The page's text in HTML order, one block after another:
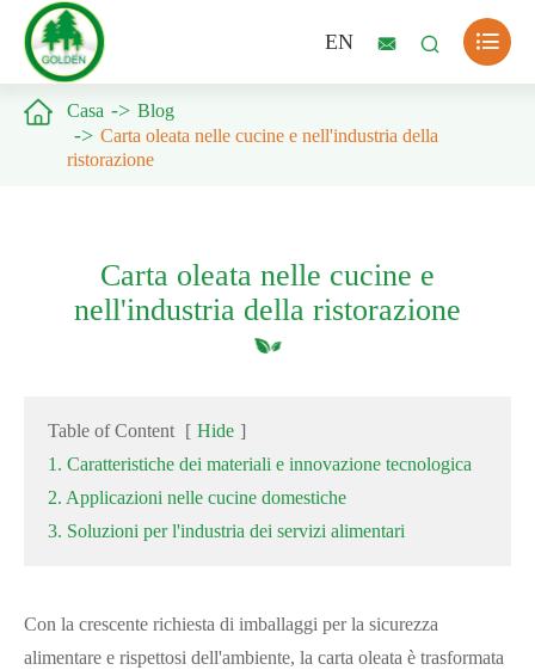
EN   
 Casa
Blog
Carta oleata nelle cucine e nell'industria della
ristorazione
Carta oleata nelle cucine e
nell'industria della ristorazione
Table of Content [ Hide ]
1. Caratteristiche dei materiali e innovazione tecnologica
2. Applicazioni nelle cucine domestiche
3. Soluzioni per l'industria dei servizi alimentari
Con la crescente richiesta di imballaggi per la sicurezza
alimentare e rispettosi dell'ambiente, la carta oleata è trasformata